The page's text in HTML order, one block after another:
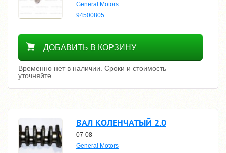
General Motors
94500805
Уточнить цену
ДОБАВИТЬ В КОРЗИНУ
Временно нет в наличии. Сроки и стоимость
уточняйте.
ВАЛ КОЛЕНЧАТЫЙ 2.0
07-08
General Motors